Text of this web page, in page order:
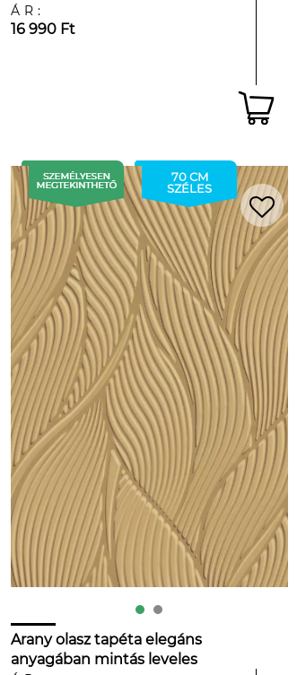
mintával
ÁR:
16 990 Ft
70 CM
SZÉLES
Arany olasz tapéta elegáns
anyagában mintás leveles